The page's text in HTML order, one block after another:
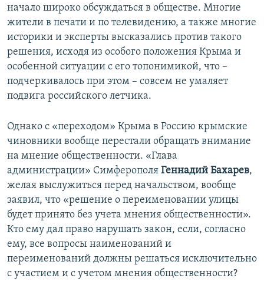
начало широко обсуждаться в обществе. Многие
жители в печати и по телевидению, а также многие
историки и эксперты высказались против такого
решения, исходя из особого положения Крыма и
особенной ситуации с его топонимикой, что –
подчеркивалось при этом – совсем не умаляет
подвига российского летчика.
Однако с «переходом» Крыма в Россию крымские
чиновники вообще перестали обращать внимание
на мнение общественности. «Глава
администрации» Симферополя Геннадий Бахарев,
желая выслужиться перед начальством, вообще
заявил, что «решение о переименовании улицы
будет принято без учета мнения общественности».
Кто ему дал право нарушать закон, если, согласно
ему, все вопросы наименований и
переименований должны решаться исключительно
с участием и с учетом мнения общественности?